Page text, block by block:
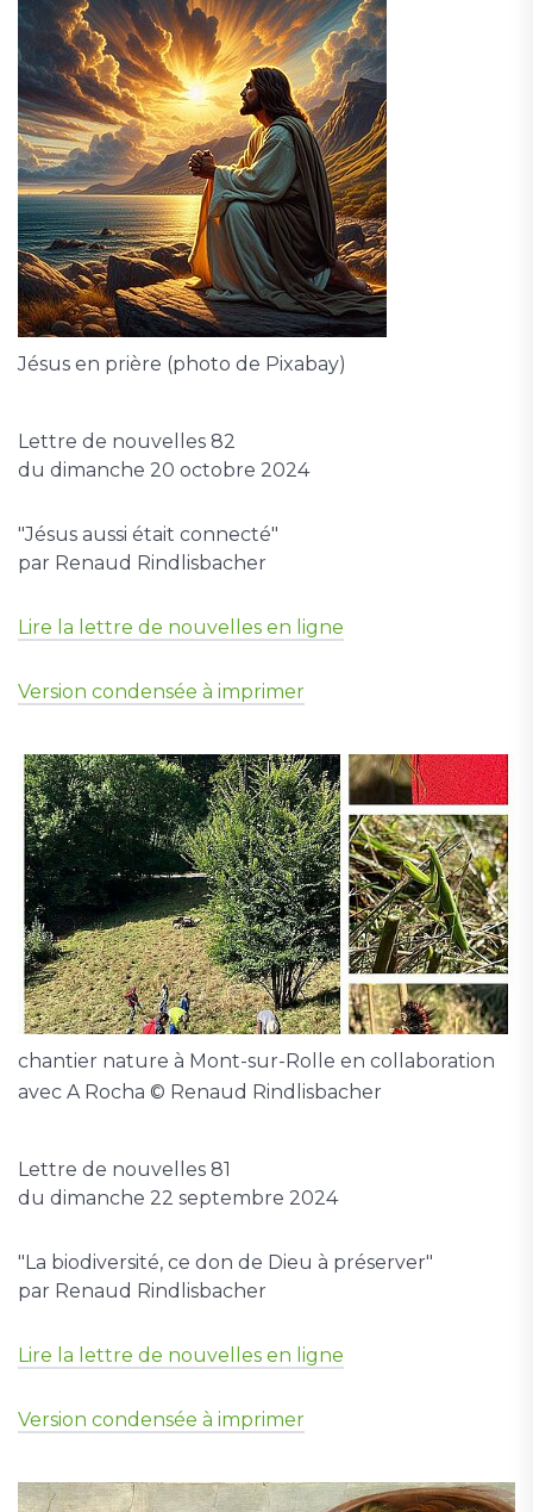
Jésus en prière (photo de Pixabay)
Lettre de nouvelles 82
du dimanche 20 octobre 2024
"Jésus aussi était connecté"
par Renaud Rindlisbacher
Lire la lettre de nouvelles en ligne
Version condensée à imprimer
chantier nature à Mont-sur-Rolle en collaboration
avec A Rocha © Renaud Rindlisbacher
Lettre de nouvelles 81
du dimanche 22 septembre 2024
"La biodiversité, ce don de Dieu à préserver"
par Renaud Rindlisbacher
Lire la lettre de nouvelles en ligne
Version condensée à imprimer